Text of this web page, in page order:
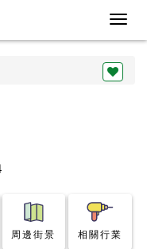
周邊街景 相關行業